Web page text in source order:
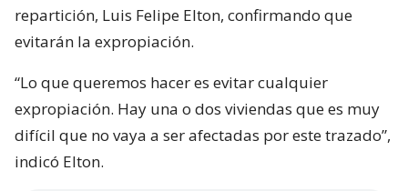
repartición, Luis Felipe Elton, confirmando que
evitarán la expropiación.
“Lo que queremos hacer es evitar cualquier
expropiación. Hay una o dos viviendas que es muy
difícil que no vaya a ser afectadas por este trazado”,
indicó Elton.